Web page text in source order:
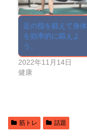
足の指を鍛えて身体
を効率的に鍛えよ
う。
2022年11月14日
健康
筋トレ 話題